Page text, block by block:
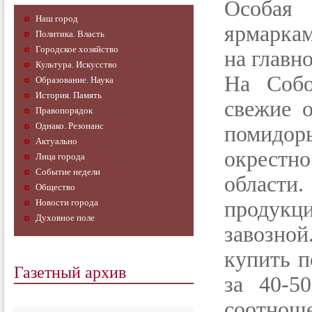
Наш город
Политика. Власть
Городское хозяйство
Культура. Искусство
Образование. Наука
История. Память
Правопорядок
Однако. Резонанс
Актуально
Лица города
Событие недели
Общество
Новости города
Духовное поле
Газетный архив
на
На
свежие
купить
за 40-